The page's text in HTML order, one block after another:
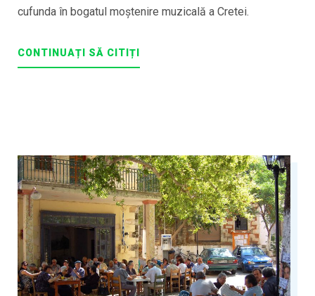
cufunda în bogatul moștenire muzicală a Cretei.
CONTINUAȚI SĂ CITIȚI